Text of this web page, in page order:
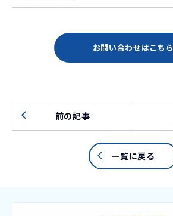
お問い合わせはこちら
前の記事
一覧に戻る